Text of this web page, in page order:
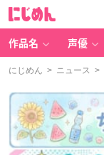
作品名 声優
にじめん > ニュース >